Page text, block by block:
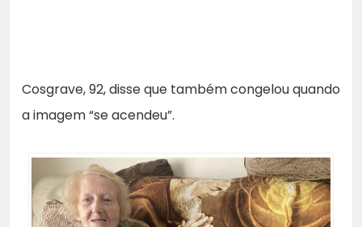
Cosgrave, 92, disse que também congelou quando
a imagem “se acendeu”.